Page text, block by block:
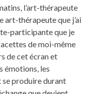
l’art-thérapeute
art-thérapeute que j’ai
participante que je
de moi-même
de cet écran et
émotions, les
produire durant